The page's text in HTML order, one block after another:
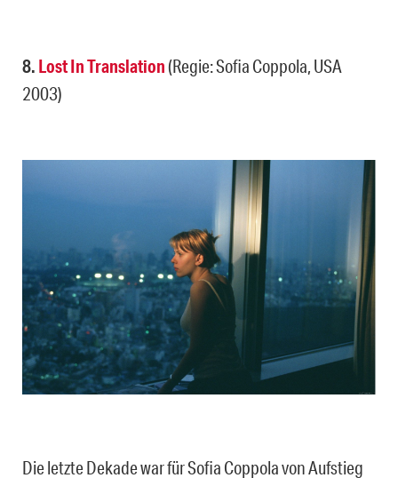
8. Lost In Translation(Regie: Sofia Coppola, USA
2003)
Die letzte Dekade war für Sofia Coppola von Aufstieg